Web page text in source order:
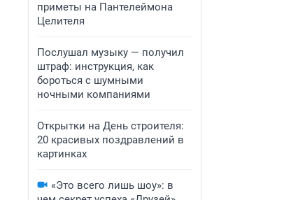
приметы на Пантелеймона
Целителя
Послушал музыку — получил
штраф: инструкция, как
бороться с шумными
ночными компаниями
Открытки на День строителя:
20 красивых поздравлений в
картинках
«Это всего лишь шоу»: в